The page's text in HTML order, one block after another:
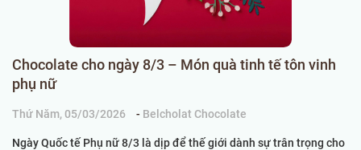
Chocolate cho ngày 8/3 – Món quà tinh tế tôn vinh
phụ nữ
Thứ Năm, 05/03/2026 - Belcholat Chocolate
Ngày Quốc tế Phụ nữ 8/3 là dịp để thế giới dành sự trân trọng cho